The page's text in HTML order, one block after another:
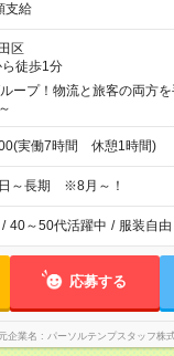
支給
区
徒歩1分
ープ！物流と旅客の両方
実働7時間 休憩1時間)
日～長期 ※8月～！
/ 40～50代活躍中 / 服装自由
応募する
企業名 パーソルテンプスタッフ株